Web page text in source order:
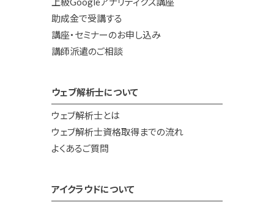
助成金で受講する
講座・セミナーのお申し込み
講師派遣のご相談
ウェブ解析士について
ウェブ解析士とは
ウェブ解析士資格取得までの流れ
よくあるご質問
アイクラウドについて